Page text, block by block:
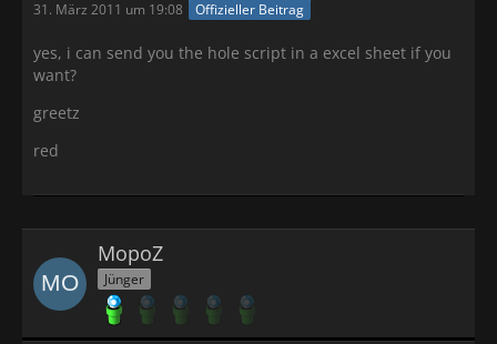
31. März 2011 um 19:08 Offizieller Beitrag
yes, i can send you the hole script in a excel sheet if you
want?
greetz
red
MopoZ
Jünger